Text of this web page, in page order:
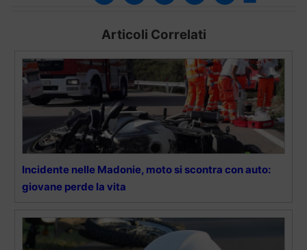
Articoli Correlati
Incidente nelle Madonie, moto si scontra con auto:
giovane perde la vita